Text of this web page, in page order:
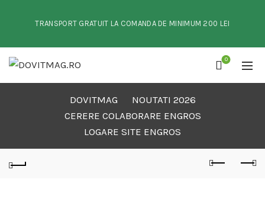
TRANSPORT GRATUIT LA COMANDA DE MINIMUM 200 LEI
0
DOVITMAG
NOUTATI 2026
CERERE COLABORARE ENGROS
LOGARE SITE ENGROS